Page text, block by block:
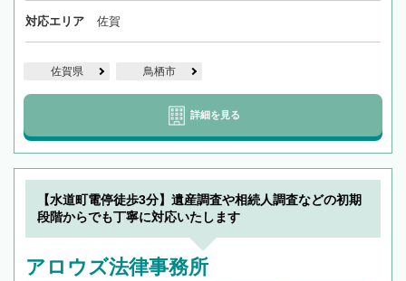
対応エリア 佐賀
佐賀県 鳥栖市
詳細を見る
【水道町電停徒歩3分】遺産調査や相続人調査などの初期
段階からでも丁寧に対応いたします
アロウズ法律事務所